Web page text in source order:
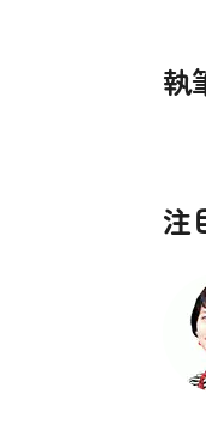
執
注